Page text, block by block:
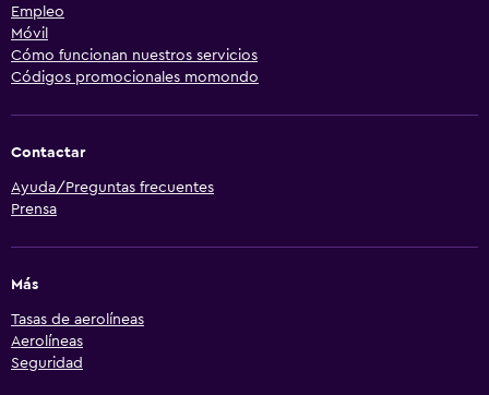
Empleo
Móvil
Cómo funcionan nuestros servicios
Códigos promocionales momondo
Contactar
Ayuda/Preguntas frecuentes
Prensa
Más
Tasas de aerolíneas
Aerolíneas
Seguridad